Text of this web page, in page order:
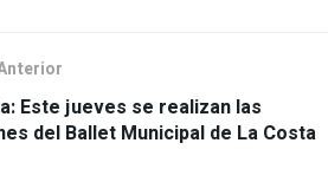
Este jueves se realizan las
del Ballet Municipal de La Costa